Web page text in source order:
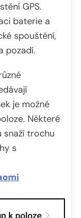
GPS.
baterie a
spouštění,
pozadí.
je možné
Některé
snaží trochu
s